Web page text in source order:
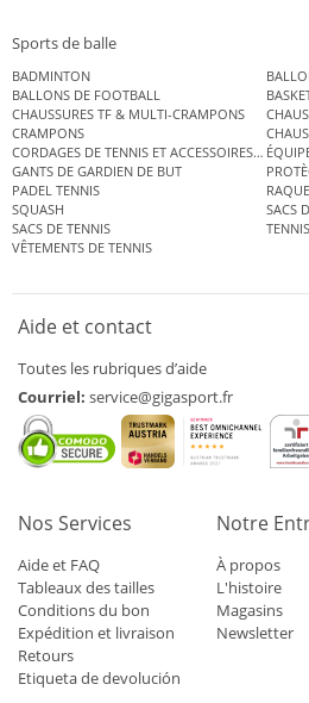
Sports de balle
BADMINTON
BALLONS DE FOOTBALL
CHAUSSURES TF & MULTI-CRAMPONS
CRAMPONS
CORDAGES DE TENNIS ET ACCESSOIRES DE
GANTS DE GARDIEN DE BUT
PADEL TENNIS
SQUASH
SACS
SACS DE TENNIS
TENNIS
VÊTEMENTS DE TENNIS
Aide et contact
Toutes les rubriques d’aide
Courriel: service@gigasport.fr
Nos Services
Aide et FAQ
Tableaux des tailles
Conditions du bon
Expédition et livraison
Retours
Etiqueta de devolución
Notre
À propos
L'histoire
Magasins
Newsletter